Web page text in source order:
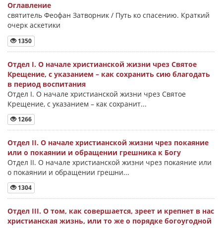
Оглавление
святитель Феофан Затворник / Путь ко спасению. Краткий
очерк аскетики
1350
Отдел I. О начале христианской жизни чрез Святое
Крещение, с указанием – как сохранить сию благодать
в период воспитания
Отдел I. О начале христианской жизни чрез Святое
Крещение, с указанием – как сохранит...
1266
Отдел II. О начале христианской жизни чрез покаяние
или о покаянии и обращении грешника к Богу
Отдел II. О начале христианской жизни чрез покаяние или
о покаянии и обращении грешни...
1304
Отдел III. О том, как совершается, зреет и крепнет в нас
христианская жизнь, или то же о порядке богоугодной